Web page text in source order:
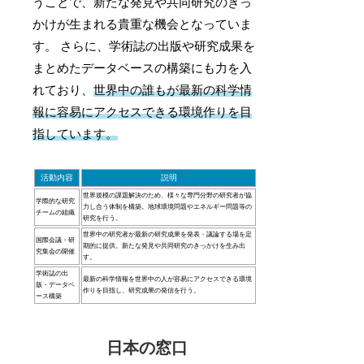
かけが生まれる貴重な機会となっていま
す。 さらに、学術誌の出版や研究成果を
まとめたデータベースの構築にも力を入
れており、世界中の誰もが最新の科学情
報に容易にアクセスできる環境作りを目
指しています。
活動内容 説明
学際的な研究
チームの組織
世界規模の課題解決のため、様々な専門分野の研究者が協
力し合う体制を構築。地球環境問題やエネルギー問題等の
研究を行う。
国際会議・研
究集会の開催
世界中の研究者が最新の研究成果を発表・議論する場を定
期的に提供。新たな発見や共同研究のきっかけを生み出
す。
学術誌の出
版・データベ
ース構築
最新の科学情報を世界中の人が容易にアクセスできる環境
作りを目指し、研究成果の発信を行う。
日本の窓口